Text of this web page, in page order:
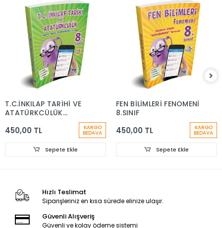
T.C.İNKILAP TARİHİ VE
ATATÜRKÇÜLÜK
450,00 TL KARGO
BEDAVA
Sepete Ekle
FEN BİLİMLERİ FENOMENİ
8.SINIF
450,00 TL KARGO
BEDAVA
Sepete Ekle
Hızlı Teslimat
Siparişleriniz en kısa sürede elinize ulaşır.
Güvenli Alışveriş
Güvenli ve kolay ödeme sistemi